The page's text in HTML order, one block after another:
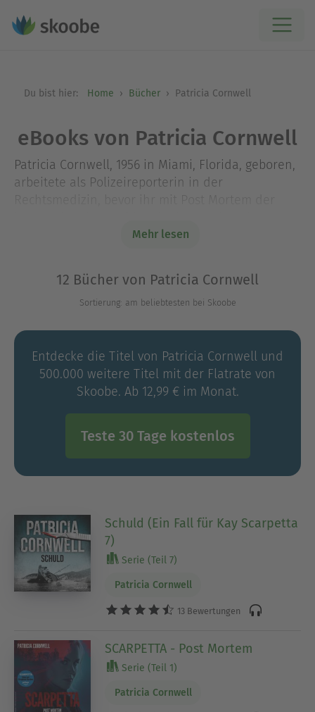
Du bist hier: Home Bücher Patricia Cornwell
eBooks von Patricia Cornwell
Patricia Cornwell, 1956 in Miami, Florida, geboren,
arbeitete als Polizeireporterin in der
Post Mortem war der erste Krimi überhaupt, der
internationalen Preisen ausgezeichnet wurde.
Cornwell, die eine Zeit lang Leiterin der Abteilung
für Angewandte Forensik der University of
wissenschaftlichen Details in jedem ihrer Kay-
Scarpetta-Romane mit großer Akribie. Autorin und
Figur könnten einander kaum ähnlicher sein:
Beide stammen aus Miami, sind blond,
– sogar das Rauchen haben sie gemeinsam
aufgegeben. Mittlerweile sind 28 Scarpetta-
Romane erschienen, und alle haben die
Mehr lesen
12 Bücher von Patricia Cornwell
Sortierung: am beliebtesten bei Skoobe
Entdecke die Titel von Patricia Cornwell und
500.000 weitere Titel mit der Flatrate von
Skoobe. Ab 12,99 € im Monat.
Teste 30 Tage kostenlos
Schuld (Ein Fall für Kay Scarpetta
7)
Serie (Teil 7)
Patricia Cornwell
13 Bewertungen
SCARPETTA - Post Mortem
Serie (Teil 1)
Patricia Cornwell